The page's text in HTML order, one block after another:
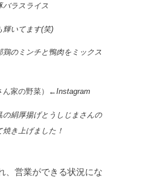
バラスライス
輝いてます(笑)
鶏のミンチと鴨肉をミックス
ん家の野菜） ←Instagram
の絹厚揚げとうしじまさんの
き上げました！
、営業ができる状況にな